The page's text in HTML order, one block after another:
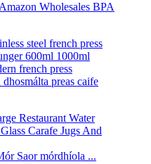
Wholesales BPA
preas caife
Saor mórdhíola ...